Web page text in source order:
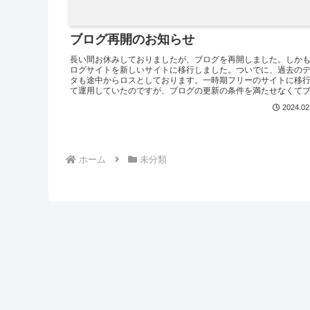
ブログ再開のお知らせ
長い間お休みしておりましたが、ブログを再開しました。しか
ログサイトを新しいサイトに移行しました。ついでに、過去の
タも途中からロスとしております。一時期フリーのサイトに移
て運用していたのですが、ブログの更新の条件を満たせなくてブ
ホーム 未分類